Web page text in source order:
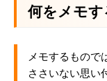
何をメモす
メモするもので
ささいない思い